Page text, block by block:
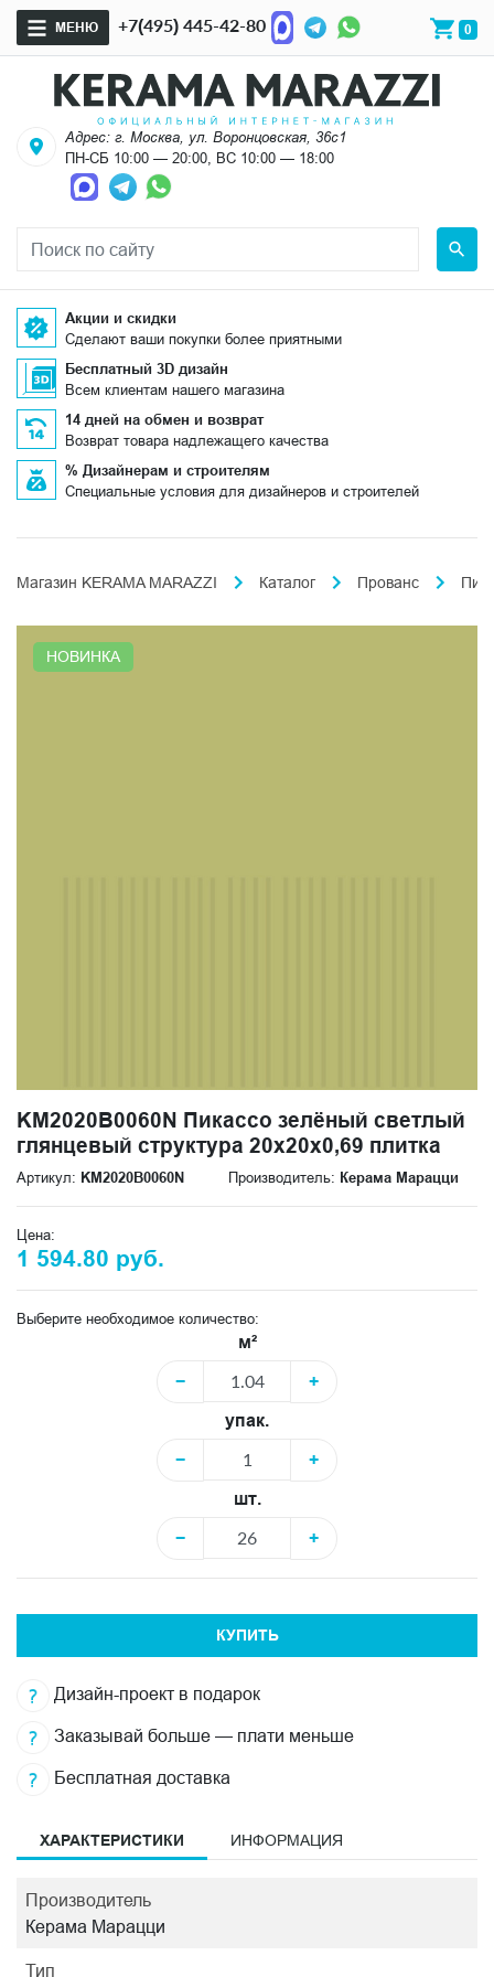
МЕНЮ +7(495) 445-42-80 0
Адрес: г. Москва, ул. Воронцовская, 36с1
ПН-СБ 10:00 — 20:00, ВС 10:00 — 18:00
Акции и скидки
Сделают ваши покупки более приятными
Бесплатный 3D дизайн
Всем клиентам нашего магазина
14 дней на обмен и возврат
Возврат товара надлежащего качества
% Дизайнерам и строителям
Специальные условия для дизайнеров и строителей
Магазин KERAMA MARAZZI Каталог Прованс
НОВИНКА
KM2020B0060N Пикассо зелёный светлый
глянцевый структура 20x20x0,69 плитка
Артикул: KM2020B0060N Производитель: Керама Марацци
Цена:
1 594.80 руб.
Выберите необходимое количество:
м²
−
+
упак.
−
+
шт.
−
+
КУПИТЬ
Дизайн-проект в подарок
Заказывай больше — плати меньше
Бесплатная доставка
ХАРАКТЕРИСТИКИ ИНФОРМАЦИЯ
Производитель
Керама Марацци
Тип